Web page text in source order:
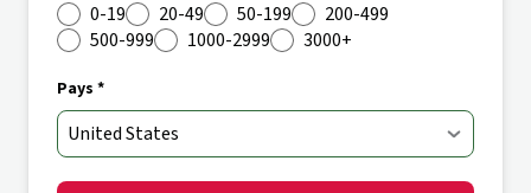
0-19 20-49 50-199
200-499
500-999
1000-2999 3000+
Pays *